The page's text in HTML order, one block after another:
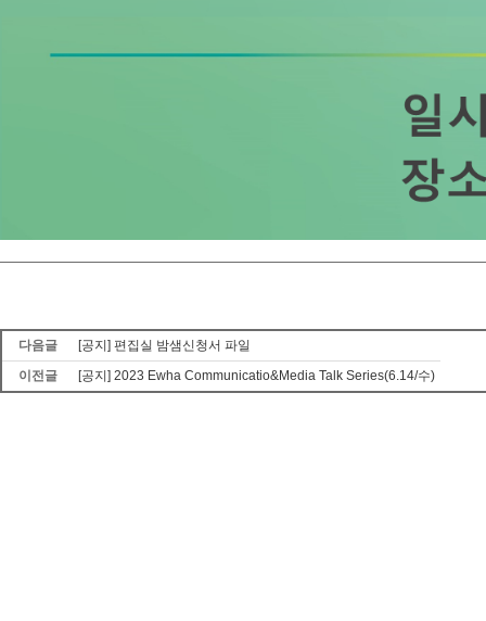
다음글
[공지] 편집실 밤샘신청서 파일
이전글
[공지] 2023 Ewha Communicatio&Media Talk Series(6.14/수)